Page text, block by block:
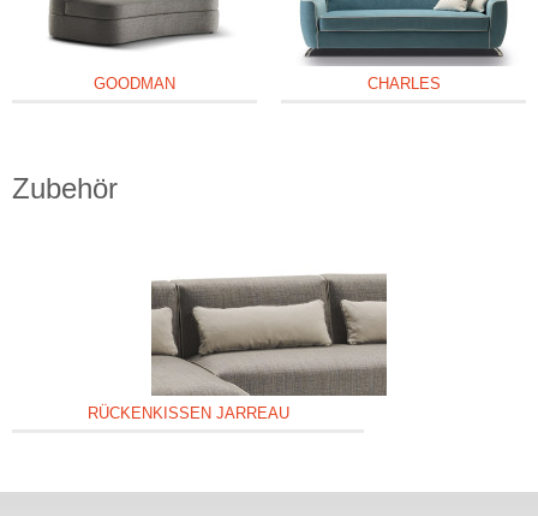
GOODMAN CHARLES
Zubehör
RÜCKENKISSEN JARREAU